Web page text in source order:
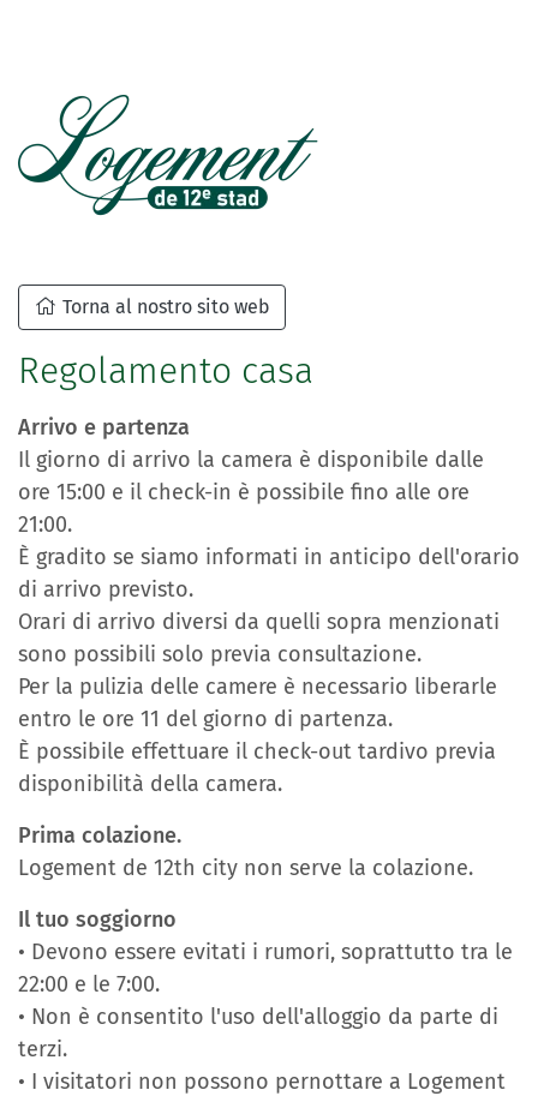
Torna al nostro sito web
Regolamento casa
Arrivo e partenza
Il giorno di arrivo la camera è disponibile dalle
ore 15:00 e il check-in è possibile fino alle ore
21:00.
È gradito se siamo informati in anticipo dell'orario
di arrivo previsto.
Orari di arrivo diversi da quelli sopra menzionati
sono possibili solo previa consultazione.
Per la pulizia delle camere è necessario liberarle
entro le ore 11 del giorno di partenza.
È possibile effettuare il check-out tardivo previa
disponibilità della camera.
Prima colazione.
Logement de 12th city non serve la colazione.
Il tuo soggiorno
• Devono essere evitati i rumori, soprattutto tra le
22:00 e le 7:00.
• Non è consentito l'uso dell'alloggio da parte di
terzi.
• I visitatori non possono pernottare a Logement